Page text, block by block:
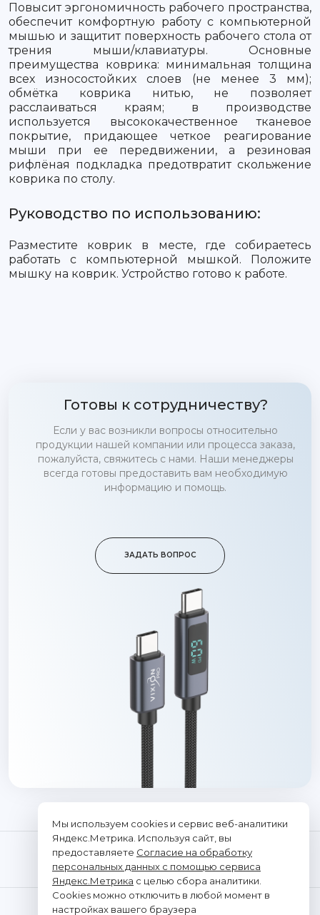
Повысит эргономичность рабочего пространства,
обеспечит комфортную работу с компьютерной
мышью и защитит поверхность рабочего стола от
трения мыши/клавиатуры. Основные
преимущества коврика: минимальная толщина
всех износостойких слоев (не менее 3 мм);
обмётка коврика нитью, не позволяет
расслаиваться краям; в производстве
используется высококачественное тканевое
покрытие, придающее четкое реагирование
мыши при ее передвижении, а резиновая
рифлёная подкладка предотвратит скольжение
коврика по столу.
Руководство по использованию:
Разместите коврик в месте, где собираетесь
работать с компьютерной мышкой. Положите
мышку на коврик. Устройство готово к работе.
Готовы к сотрудничеству?
Если у вас возникли вопросы относительно
продукции нашей компании или процесса заказа,
пожалуйста, свяжитесь с нами. Наши менеджеры
всегда готовы предоставить вам необходимую
информацию и помощь.
ЗАДАТЬ ВОПРОС
© "Vixion", 2026. Все права защищены
Мы используем cookies и сервис веб-аналитики
Яндекс.Метрика. Используя сайт, вы
предоставляете Согласие на обработку
персональных данных с помощью сервиса
Яндекс.Метрика с целью сбора аналитики.
Cookies можно отключить в любой момент в
настройках вашего браузера